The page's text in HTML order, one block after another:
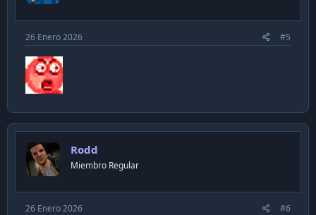
26 Enero 2026 #5
Rodd
Miembro Regular
26 Enero 2026 #6